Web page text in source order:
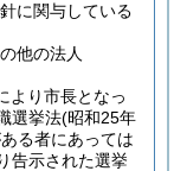
に関与している
他の法人
より市長となっ
選挙法(昭和25年
る者にあっては
告示された選挙